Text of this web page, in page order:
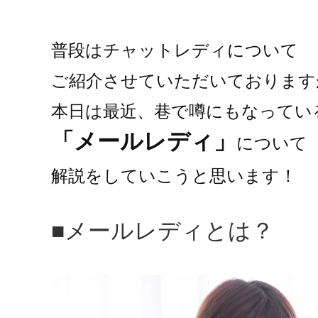
普段はチャットレディについて
ご紹介させていただいておりま
本日は最近、巷で噂にもなってい
「メールレディ」 について
解説をしていこうと思います！
■メールレディとは？